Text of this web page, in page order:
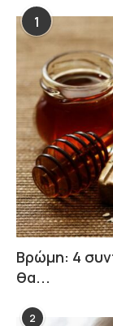
1
Βρώμη: 4
θα...
2